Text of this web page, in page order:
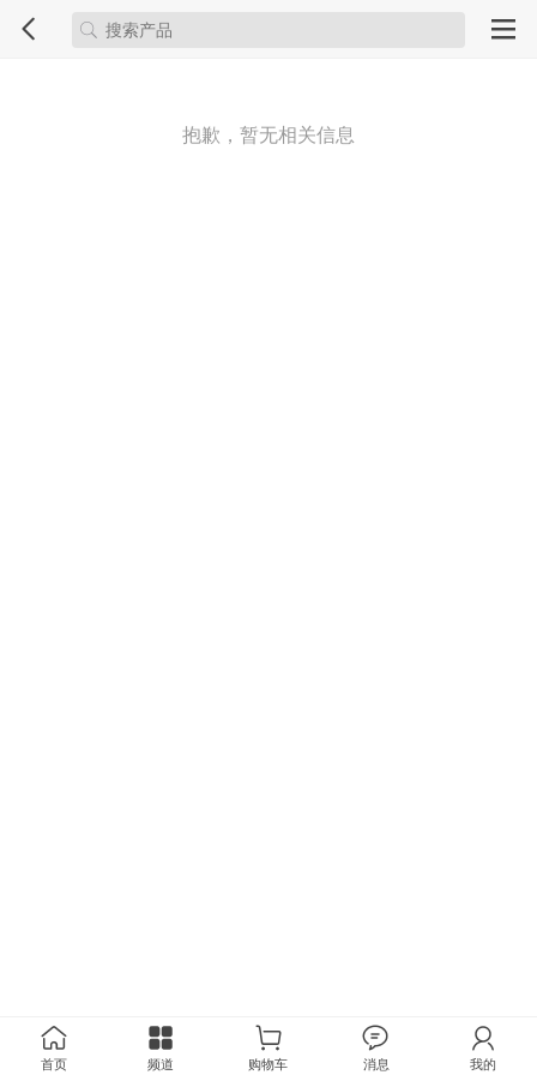
抱歉，暂无相关信息
首页 频道 购物车 消息 我的